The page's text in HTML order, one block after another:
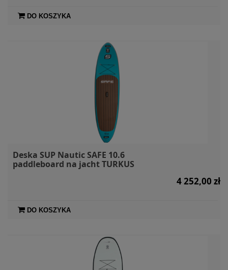
DO KOSZYKA
Deska SUP Nautic SAFE 10.6
paddleboard na jacht TURKUS
4 252,00 zł
DO KOSZYKA